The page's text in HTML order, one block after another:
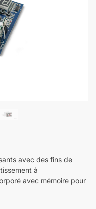
avec des fins de
à
avec mémoire pour